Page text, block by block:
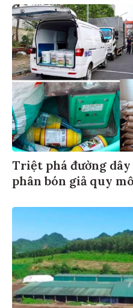
Triệt phá đường dây
phân bón giả quy